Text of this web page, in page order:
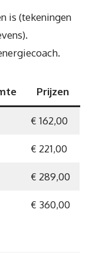
is (tekeningen
Prijzen
€ 162,00
€ 221,00
€ 289,00
€ 360,00